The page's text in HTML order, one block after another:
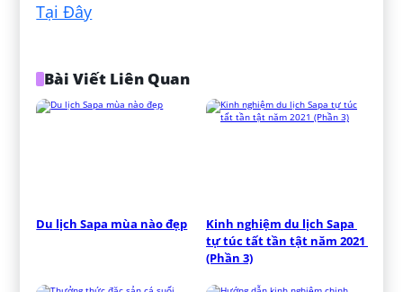
Tại Đây
Bài Viết Liên Quan
Du lịch Sapa mùa nào đẹp
Kinh nghiệm du lịch Sapa
tự túc tất tần tật năm 2021
(Phần 3)